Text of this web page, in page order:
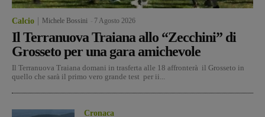
Calcio Michele Bossini 7 Agosto 2026
Il Terranuova Traiana allo “Zecchini” di
Grosseto per una gara amichevole
Il Terranuova Traiana domani in trasferta alle 18 affronterà il Grosseto in
quello che sarà il primo vero grande test per ii...
Cronaca